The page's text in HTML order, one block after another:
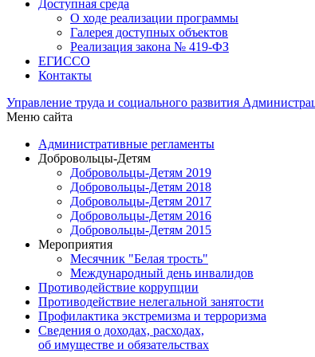
Доступная среда
О ходе реализации программы
Галерея доступных объектов
Реализация закона № 419-ФЗ
ЕГИСCО
Контакты
Управление труда и социального развития
Меню сайта
Административные регламенты
Добровольцы-Детям
Добровольцы-Детям 2019
Добровольцы-Детям 2018
Добровольцы-Детям 2017
Добровольцы-Детям 2016
Добровольцы-Детям 2015
Мероприятия
Месячник "Белая трость"
Международный день инвалидов
Противодействие коррупции
Противодействие нелегальной занятости
Профилактика экстремизма и терроризма
Сведения о доходах, расходах,
об имуществе и обязательствах